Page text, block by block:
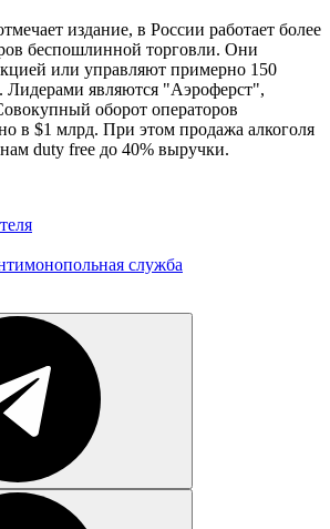
издание, в России работает более
беспошлинной торговли. Они
или управляют примерно 150
Лидерами являются "Аэроферст",
оборот операторов
в $1 млрд. При этом продажа алкоголя
duty free до 40% выручки.
служба